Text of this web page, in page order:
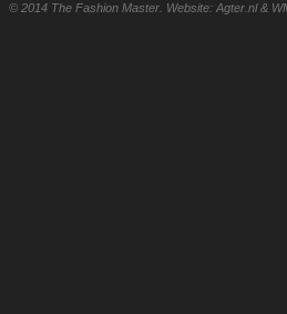
© 2014 The Fashion Master. Website: Agter.nl &